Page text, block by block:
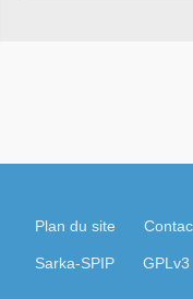
Plan du site
Sarka-SPIP GPLv3